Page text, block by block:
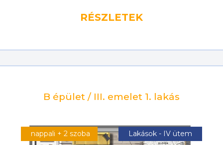
RÉSZLETEK
B épület / III. emelet 1. lakás
nappali + 2 szoba Lakások - IV ütem